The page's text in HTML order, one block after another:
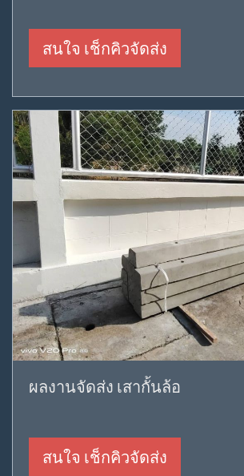
สนใจ เช็กคิวจัดส่ง
ผลงานจัดส่ง เสากั้นล้อ
สนใจ เช็กคิวจัดส่ง